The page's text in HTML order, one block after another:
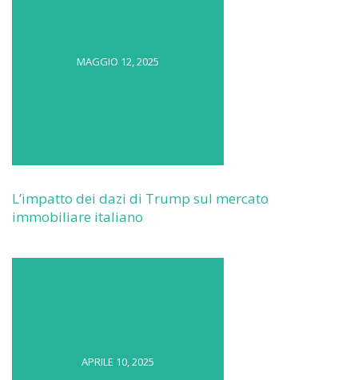
MAGGIO 12, 2025
L’impatto dei dazi di Trump sul mercato
immobiliare italiano
APRILE 10, 2025